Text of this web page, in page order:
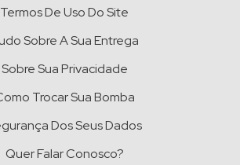
Termos De Uso Do Site
Sobre A Sua Entrega
Sobre Sua Privacidade
Trocar Sua Bomba
Dos Seus Dados
Quer Falar Conosco?